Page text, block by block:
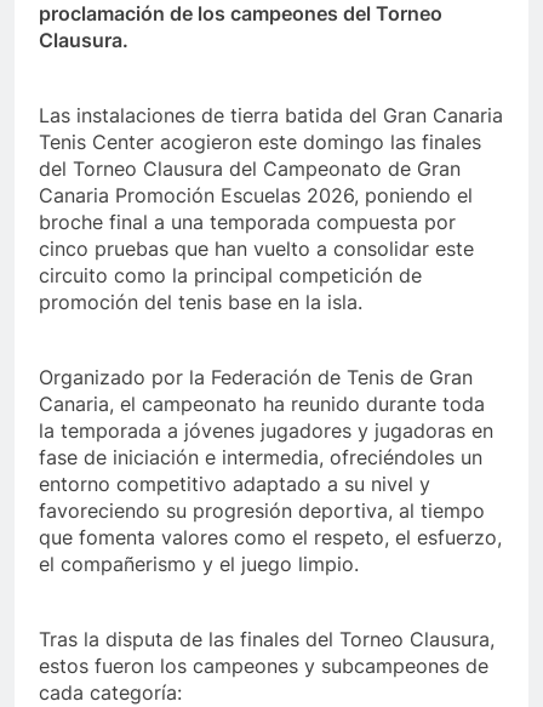
proclamación de los campeones del Torneo
Clausura.
Las instalaciones de tierra batida del Gran Canaria
Tenis Center acogieron este domingo las finales
del Torneo Clausura del Campeonato de Gran
Canaria Promoción Escuelas 2026, poniendo el
broche final a una temporada compuesta por
cinco pruebas que han vuelto a consolidar este
circuito como la principal competición de
promoción del tenis base en la isla.
Organizado por la Federación de Tenis de Gran
Canaria, el campeonato ha reunido durante toda
la temporada a jóvenes jugadores y jugadoras en
fase de iniciación e intermedia, ofreciéndoles un
entorno competitivo adaptado a su nivel y
favoreciendo su progresión deportiva, al tiempo
que fomenta valores como el respeto, el esfuerzo,
el compañerismo y el juego limpio.
Tras la disputa de las finales del Torneo Clausura,
estos fueron los campeones y subcampeones de
cada categoría: